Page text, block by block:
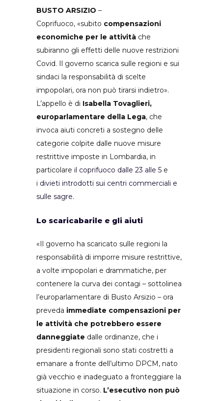
BUSTO ARSIZIO –
Coprifuoco, «subito compensazioni
economiche per le attività che
subiranno gli effetti delle nuove restrizioni
Covid. Il governo scarica sulle regioni e sui
sindaci la responsabilità di scelte
impopolari, ora non può tirarsi indietro».
L’appello è di Isabella Tovaglieri,
europarlamentare della Lega, che
invoca aiuti concreti a sostegno delle
categorie colpite dalle nuove misure
restrittive imposte in Lombardia, in
particolare il coprifuoco dalle 23 alle 5 e
i divieti introdotti sui centri commerciali e
sulle sagre.
Lo scaricabarile e gli aiuti
«Il governo ha scaricato sulle regioni la
responsabilità di imporre misure restrittive,
a volte impopolari e drammatiche, per
contenere la curva dei contagi – sottolinea
l’europarlamentare di Busto Arsizio – ora
preveda immediate compensazioni per
le attività che potrebbero essere
danneggiate dalle ordinanze, che i
presidenti regionali sono stati costretti a
emanare a fronte dell’ultimo DPCM, nato
già vecchio e inadeguato a fronteggiare la
situazione in corso. L’esecutivo non può